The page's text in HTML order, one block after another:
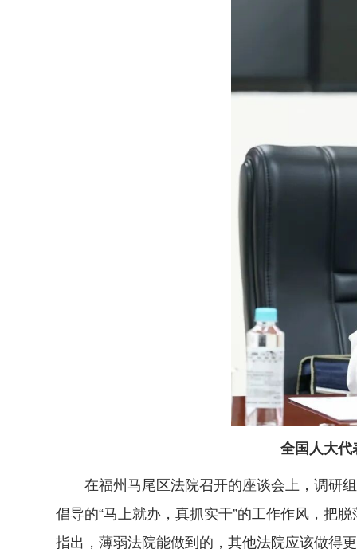
全国人大代
在福州马尾区法院召开的座谈会上，调研组
倡导的“马上就办，真抓实干”的工作作风，把
指出，薄弱法院能做到的，其他法院应该做得